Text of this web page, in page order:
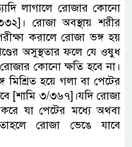
লাগালে রোজার কোনো
রোজা অবস্থায় শরীর
করালে রোজা ভঙ্গ হয়
অসুস্থতার ফলে যে ওষুধ
রোজার কোনো ক্ষতি হবে না।
হয়ে গলা বা পেটের
[শামি ৩/৩৬৭]।যদি রোজা
যা পেটের মধ্যে অথবা
রোজা ভেঙে যাবে